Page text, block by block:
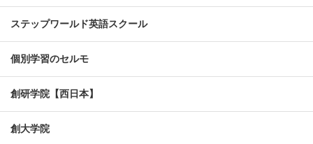
ステップワールド英語スクール
個別学習のセルモ
創研学院【西日本】
創大学院